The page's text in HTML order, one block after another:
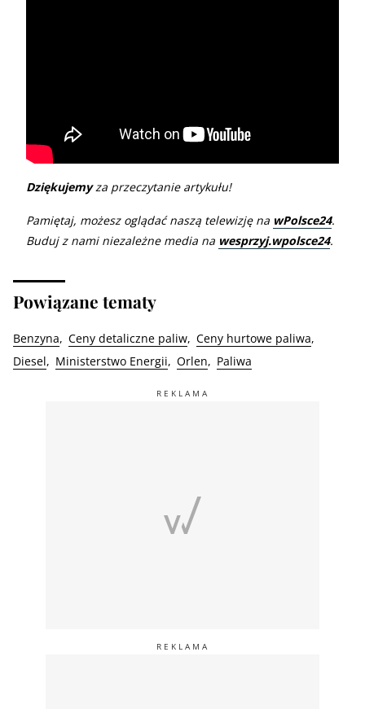
Dziękujemyza przeczytanie artykułu!
Pamiętaj, możesz oglądać naszą telewizję na wPolsce24.
Buduj z nami niezależne media na wesprzyj.wpolsce24.
Powiązane tematy
Benzyna Ceny detaliczne paliw Ceny hurtowe paliwa
Diesel
Ministerstwo Energii Orlen Paliwa